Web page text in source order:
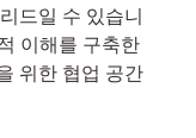
드일 수 있습니
이해를 구축한
위한 협업 공간